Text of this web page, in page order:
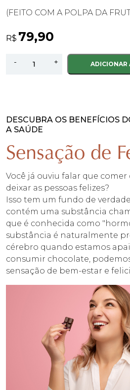
(FEITO COM A POLPA DA
R$ 79,90
-
Ovo
Trufado
Chocolate
-
400g
quantidade
+ ADICIONAR
DESCUBRA OS BENEFÍCIOS
A SAÚDE
Sensação de
Você já ouviu falar que
deixar as pessoas felizes?
Isso tem um fundo de
contém uma substância
que é conhecida como
substância é naturalmente
cérebro quando estamos
consumir chocolate,
sensação de bem-estar e